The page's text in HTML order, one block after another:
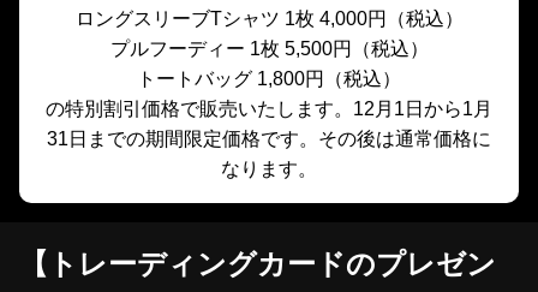
ロングスリーブTシャツ 1枚 4,000円（税込）
プルフーディー 1枚 5,500円（税込）
トートバッグ 1,800円（税込）
の特別割引価格で販売いたします。12月1日から1月
31日までの期間限定価格です。その後は通常価格に
なります。
【トレーディングカードのプレゼン